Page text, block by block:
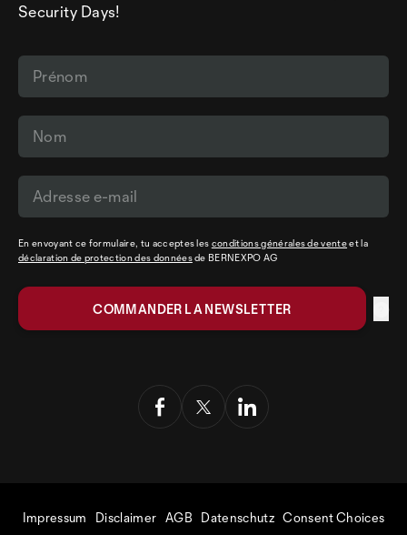
Security Days!
En envoyant ce formulaire, tu acceptes les conditions générales de venteet la
déclaration de protection des donnéesde BERNEXPO AG
Impressum Disclaimer AGB Datenschutz Consent Choices